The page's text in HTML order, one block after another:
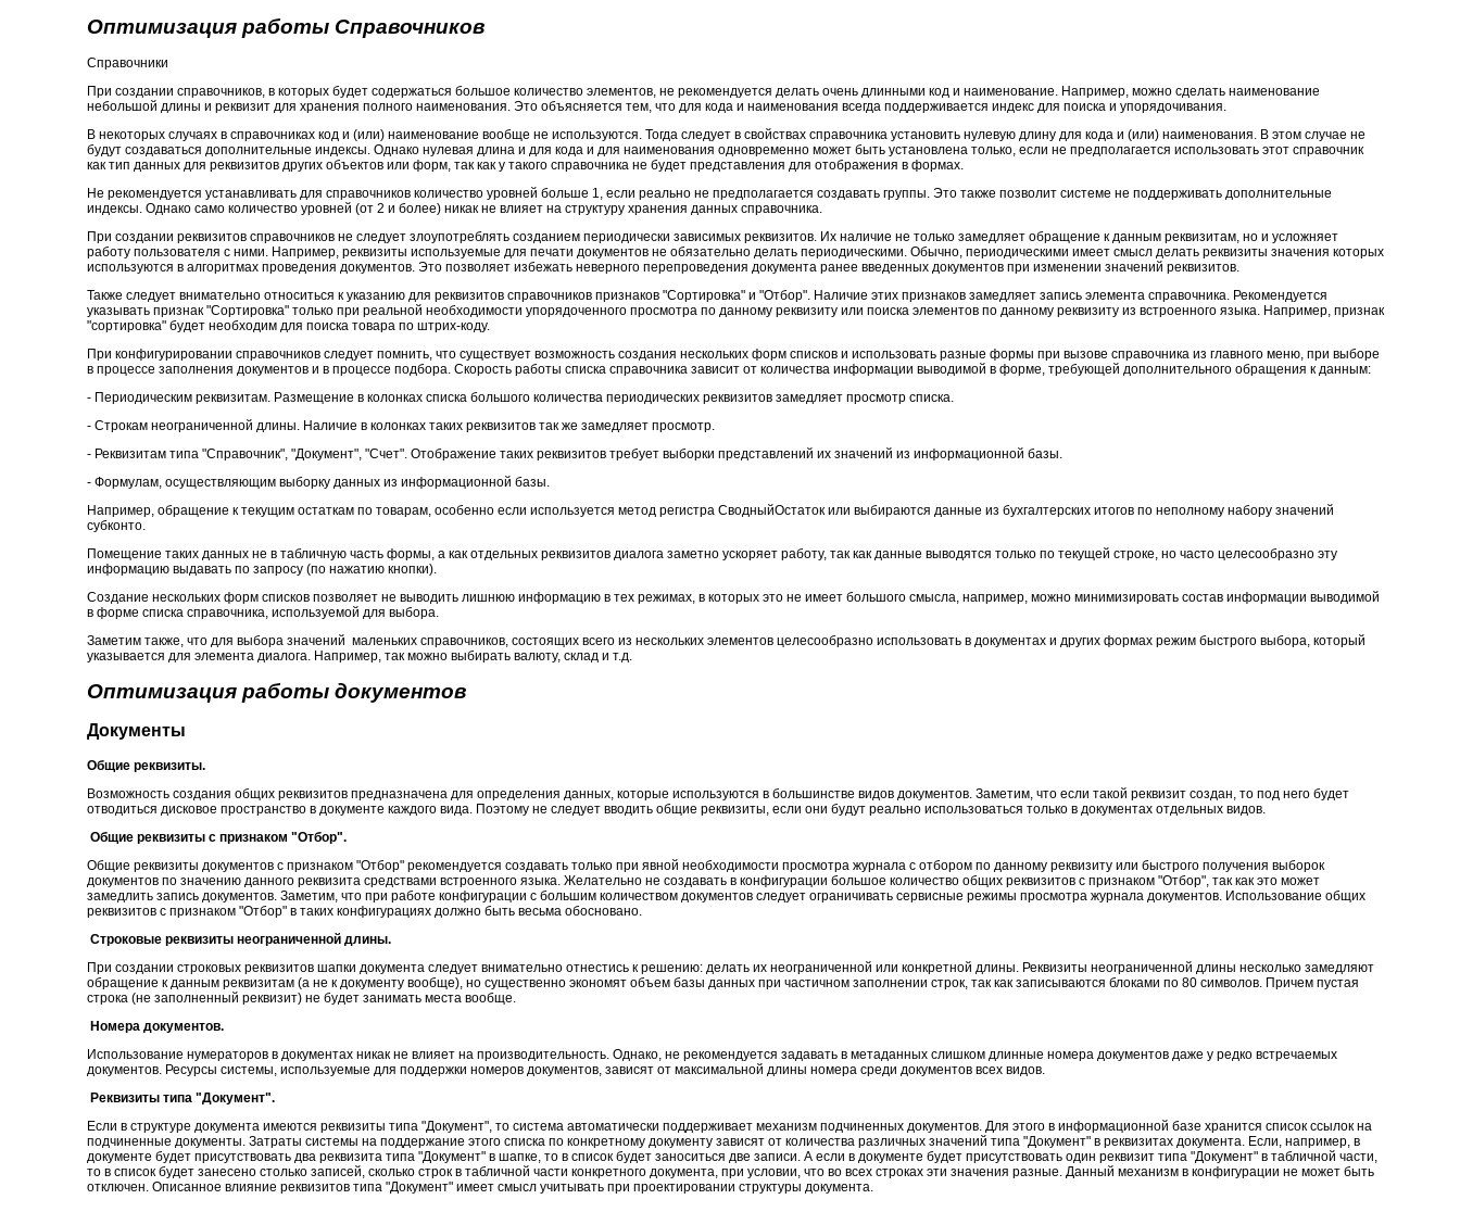
Оптимизация работы Справочников
Справочники
При создании справочников, в которых будет содержаться большое количество элементов, не рекомендуется делать очень длинными код и наименование. Например, можно сделать наименование
небольшой длины и реквизит для хранения полного наименования. Это объясняется тем, что для кода и наименования всегда поддерживается индекс для поиска и упорядочивания.
В некоторых случаях в справочниках код и (или) наименование вообще не используются. Тогда следует в свойствах справочника установить нулевую длину для кода и (или) наименования. В этом случае не
будут создаваться дополнительные индексы. Однако нулевая длина и для кода и для наименования одновременно может быть установлена только, если не предполагается использовать этот справочник
как тип данных для реквизитов других объектов или форм, так как у такого справочника не будет представления для отображения в формах.
Не рекомендуется устанавливать для справочников количество уровней больше 1, если реально не предполагается создавать группы. Это также позволит системе не поддерживать дополнительные
индексы. Однако само количество уровней (от 2 и более) никак не влияет на структуру хранения данных справочника.
При создании реквизитов справочников не следует злоупотреблять созданием периодически зависимых реквизитов. Их наличие не только замедляет обращение к данным реквизитам, но и усложняет
работу пользователя с ними. Например, реквизиты используемые для печати документов не обязательно делать периодическими. Обычно, периодическими имеет смысл делать реквизиты значения которых
используются в алгоритмах проведения документов. Это позволяет избежать неверного перепроведения документа ранее введенных документов при изменении значений реквизитов.
Также следует внимательно относиться к указанию для реквизитов справочников признаков "Сортировка" и "Отбор". Наличие этих признаков замедляет запись элемента справочника. Рекомендуется
указывать признак "Сортировка" только при реальной необходимости упорядоченного просмотра по данному реквизиту или поиска элементов по данному реквизиту из встроенного языка. Например, признак
"сортировка" будет необходим для поиска товара по штрих-коду.
При конфигурировании справочников следует помнить, что существует возможность создания нескольких форм списков и использовать разные формы при вызове справочника из главного меню, при выборе
в процессе заполнения документов и в процессе подбора. Скорость работы списка справочника зависит от количества информации выводимой в форме, требующей дополнительного обращения к данным:
- Периодическим реквизитам. Размещение в колонках списка большого количества периодических реквизитов замедляет просмотр списка.
- Строкам неограниченной длины. Наличие в колонках таких реквизитов так же замедляет просмотр.
- Реквизитам типа "Справочник", "Документ", "Счет". Отображение таких реквизитов требует выборки представлений их значений из информационной базы.
- Формулам, осуществляющим выборку данных из информационной базы.
Например, обращение к текущим остаткам по товарам, особенно если используется метод регистра СводныйОстаток или выбираются данные из бухгалтерских итогов по неполному набору значений
субконто.
Помещение таких данных не в табличную часть формы, а как отдельных реквизитов диалога заметно ускоряет работу, так как данные выводятся только по текущей строке, но часто целесообразно эту
информацию выдавать по запросу (по нажатию кнопки).
Создание нескольких форм списков позволяет не выводить лишнюю информацию в тех режимах, в которых это не имеет большого смысла, например, можно минимизировать состав информации выводимой
в форме списка справочника, используемой для выбора.
Заметим также, что для выбора значений маленьких справочников, состоящих всего из нескольких элементов целесообразно использовать в документах и других формах режим быстрого выбора, который
указывается для элемента диалога. Например, так можно выбирать валюту, склад и т.д.
Оптимизация работы документов
Документы
Общие реквизиты.
Возможность создания общих реквизитов предназначена для определения данных, которые используются в большинстве видов документов. Заметим, что если такой реквизит создан, то под него будет
отводиться дисковое пространство в документе каждого вида. Поэтому не следует вводить общие реквизиты, если они будут реально использоваться только в документах отдельных видов.
Общие реквизиты с признаком "Отбор".
Общие реквизиты документов с признаком "Отбор" рекомендуется создавать только при явной необходимости просмотра журнала с отбором по данному реквизиту или быстрого получения выборок
документов по значению данного реквизита средствами встроенного языка. Желательно не создавать в конфигурации большое количество общих реквизитов с признаком "Отбор", так как это может
замедлить запись документов. Заметим, что при работе конфигурации с большим количеством документов следует ограничивать сервисные режимы просмотра журнала документов. Использование общих
реквизитов с признаком "Отбор" в таких конфигурациях должно быть весьма обосновано.
Строковые реквизиты неограниченной длины.
При создании строковых реквизитов шапки документа следует внимательно отнестись к решению: делать их неограниченной или конкретной длины. Реквизиты неограниченной длины несколько замедляют
обращение к данным реквизитам (а не к документу вообще), но существенно экономят объем базы данных при частичном заполнении строк, так как записываются блоками по 80 символов. Причем пустая
строка (не заполненный реквизит) не будет занимать места вообще.
Номера документов.
Использование нумераторов в документах никак не влияет на производительность. Однако, не рекомендуется задавать в метаданных слишком длинные номера документов даже у редко встречаемых
документов. Ресурсы системы, используемые для поддержки номеров документов, зависят от максимальной длины номера среди документов всех видов.
Реквизиты типа "Документ".
Если в структуре документа имеются реквизиты типа "Документ", то система автоматически поддерживает механизм подчиненных документов. Для этого в информационной базе хранится список ссылок на
подчиненные документы. Затраты системы на поддержание этого списка по конкретному документу зависят от количества различных значений типа "Документ" в реквизитах документа. Если, например, в
документе будет присутствовать два реквизита типа "Документ" в шапке, то в список будет заноситься две записи. А если в документе будет присутствовать один реквизит типа "Документ" в табличной части,
то в список будет занесено столько записей, сколько строк в табличной части конкретного документа, при условии, что во всех строках эти значения разные. Данный механизм в конфигурации не может быть
отключен. Описанное влияние реквизитов типа "Документ" имеет смысл учитывать при проектировании структуры документа.